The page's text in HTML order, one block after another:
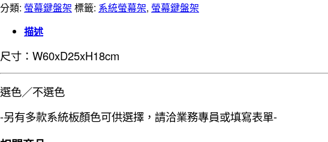
分類: 螢幕鍵盤架 標籤: 系統螢幕架, 螢幕鍵盤架
描述
尺寸：W60xD25xH18cm
選色／不選色
-另有多款系統板顏色可供選擇，請洽業務專員或填寫表單-